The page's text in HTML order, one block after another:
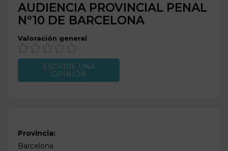
AUDIENCIA PROVINCIAL PENAL
Nº10 DE BARCELONA
Valoración general
ESCRIBE UNA
OPINIÓN
Provincia:
Barcelona